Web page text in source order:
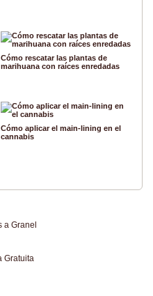
Cómo rescatar las plantas de
marihuana con raíces enredadas
Cómo aplicar el main-lining en el
cannabis